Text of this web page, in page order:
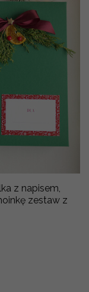
z napisem,
zestaw z